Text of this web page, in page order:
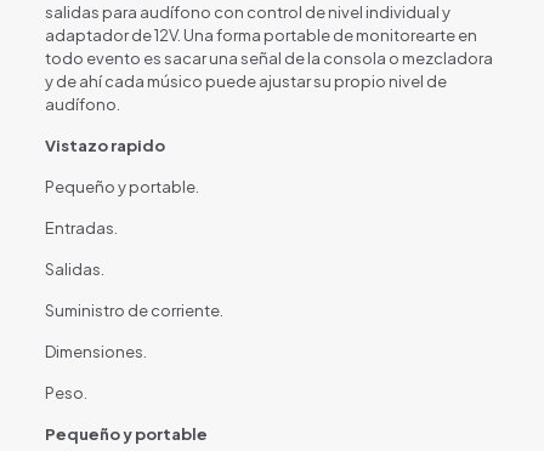
salidas para audífono con control de nivel individual y
adaptador de 12V. Una forma portable de monitorearte en
todo evento es sacar una señal de la consola o mezcladora
y de ahí cada músico puede ajustar su propio nivel de
audífono.
Vistazo rapido
Pequeño y portable.
Entradas.
Salidas.
Suministro de corriente.
Dimensiones.
Peso.
Pequeño y portable